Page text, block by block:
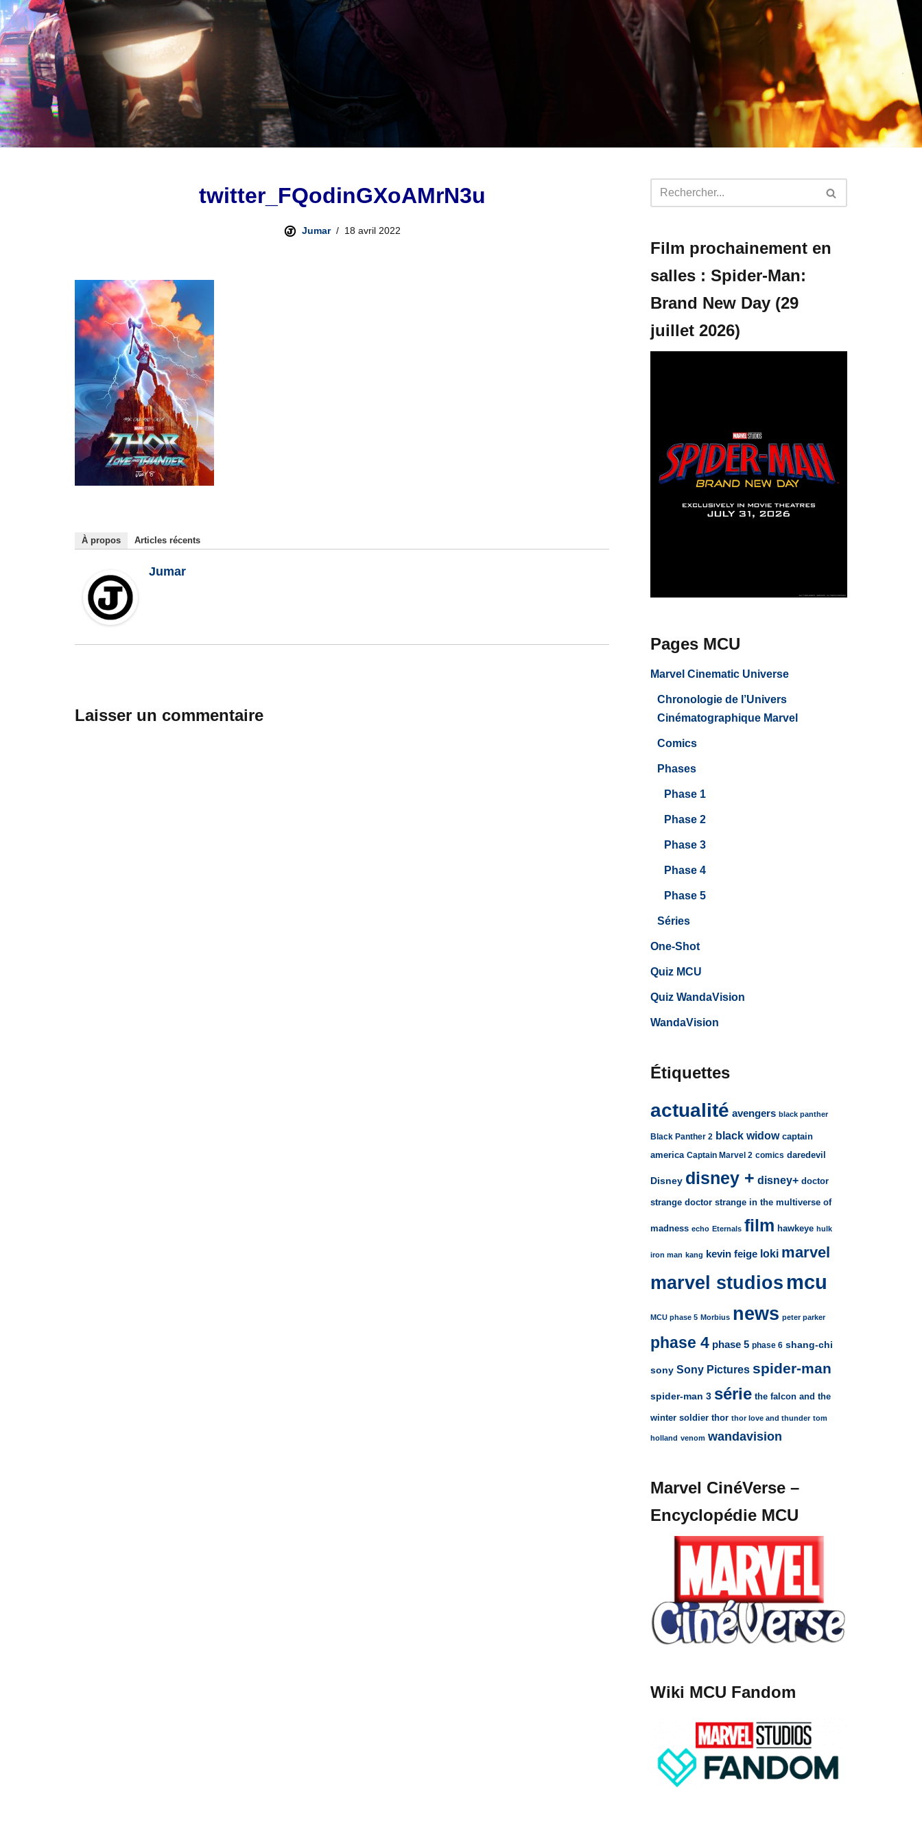
twitter_FQodinGXoAMrN3u
Jumar 18 avril 2022
À propos Articles récents
Jumar
Laisser un commentaire
Film prochainement en
salles : Spider-Man:
Brand New Day (29
juillet 2026)
Pages MCU
Marvel Cinematic Universe
Chronologie de l’Univers
Cinématographique Marvel
Comics
Phases
Phase 1
Phase 2
Phase 3
Phase 4
Phase 5
Séries
One-Shot
Quiz MCU
Quiz WandaVision
WandaVision
Étiquettes
actualité avengers black panther
Black Panther 2 black widow captain
america Captain Marvel 2 comics daredevil
Disney disney + disney+ doctor
strange doctor strange in the multiverse of
madness echo Eternals film hawkeye hulk
iron man kang kevin feige loki marvel
marvel studios mcu
MCU phase 5 Morbius news peter parker
phase 4 phase 5 phase 6 shang-chi
sony Sony Pictures spider-man
spider-man 3 série the falcon and the
winter soldier thor thor love and thunder tom
holland venom wandavision
Marvel CinéVerse –
Encyclopédie MCU
Wiki MCU Fandom